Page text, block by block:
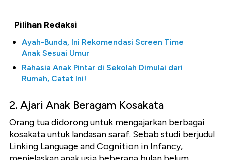
Pilihan Redaksi
Ayah-Bunda, Ini Rekomendasi Screen Time
Anak Sesuai Umur
Rahasia Anak Pintar di Sekolah Dimulai dari
Rumah, Catat Ini!
2. Ajari Anak Beragam Kosakata
Orang tua didorong untuk mengajarkan berbagai
kosakata untuk landasan saraf. Sebab studi berjudul
Linking Language and Cognition in Infancy,